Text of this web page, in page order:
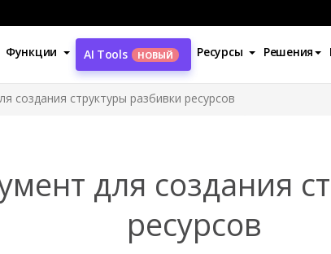
Функции AI Tools НОВЫЙ Ресурсы Решения
создания структуры разбивки ресурсов
для создания
ресурсов